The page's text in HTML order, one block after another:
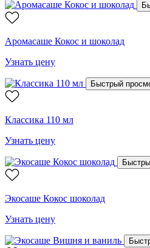
Аромасаше Кокос и шоколад
Узнать цену
Быстрый
Классика 110 мл
Узнать цену
Экосаше Кокос шоколад
Узнать цену